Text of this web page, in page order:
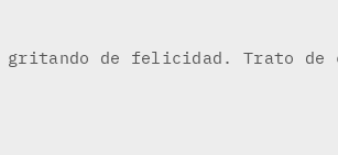
gritando de felicidad. Trato